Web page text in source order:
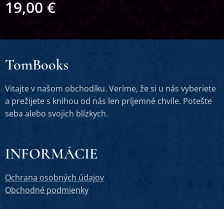
19,00 €
TomBooks
Vitajte v našom obchodíku. Veríme, že si u nás vyberiete
a prežijete s knihou od nás len príjemné chvíle. Potešte
seba alebo svojich blízkych.
INFORMÁCIE
Ochrana osobných údajov
Obchodné podmienky